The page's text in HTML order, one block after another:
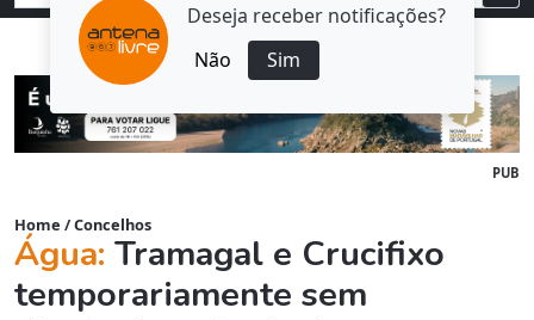
Deseja receber notificações?
Não
Sim
PUB
Home /Concelhos
Água: Tramagal e Crucifixo
temporariamente sem